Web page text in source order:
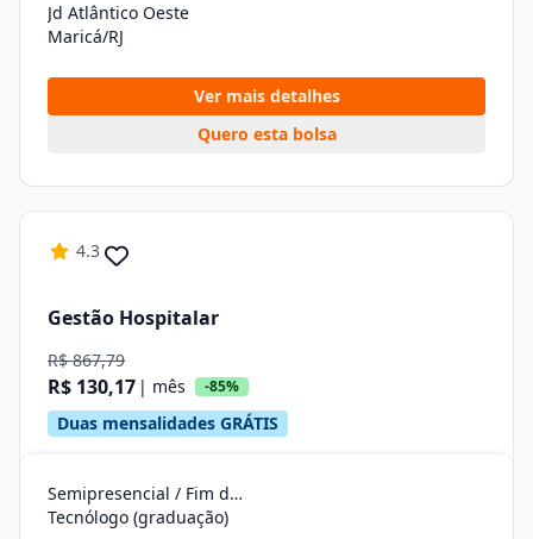
Jd Atlântico Oeste
Maricá/RJ
Ver mais detalhes
Quero esta bolsa
4.3
Gestão Hospitalar
R$ 867,79
R$ 130,17 | mês -85%
Duas mensalidades GRÁTIS
Semipresencial / Fim de Semana
Tecnólogo (graduação)